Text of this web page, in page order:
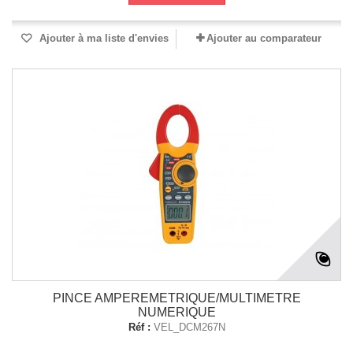
Ajouter à ma liste d'envies Ajouter au comparateur
PINCE AMPEREMETRIQUE/MULTIMETRE
NUMERIQUE
Réf : VEL_DCM267N